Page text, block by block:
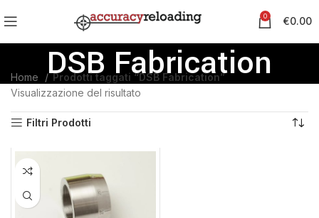
0 €0.00
DSB Fabrication
Home
Prodotti taggati “DSB Fabrication”
Visualizzazione del risultato
Filtri Prodotti